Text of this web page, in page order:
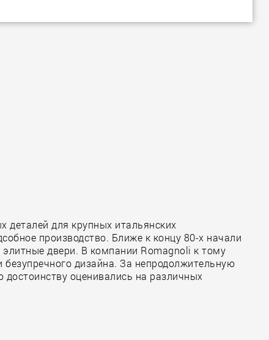
деталей для крупных итальянских
производство. Ближе к концу 80-х начали
двери. В компании Romagnoli к тому
дизайна. За непродолжительную
оценивались на различных